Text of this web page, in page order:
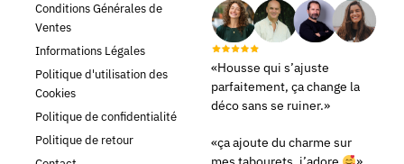
Conditions Générales de
Ventes
Informations Légales
Politique d'utilisation des
Cookies
Politique de confidentialité
Politique de retour
«Housse qui s’ajuste
parfaitement, ça change la
déco sans se ruiner.»
«ça ajoute du charme sur